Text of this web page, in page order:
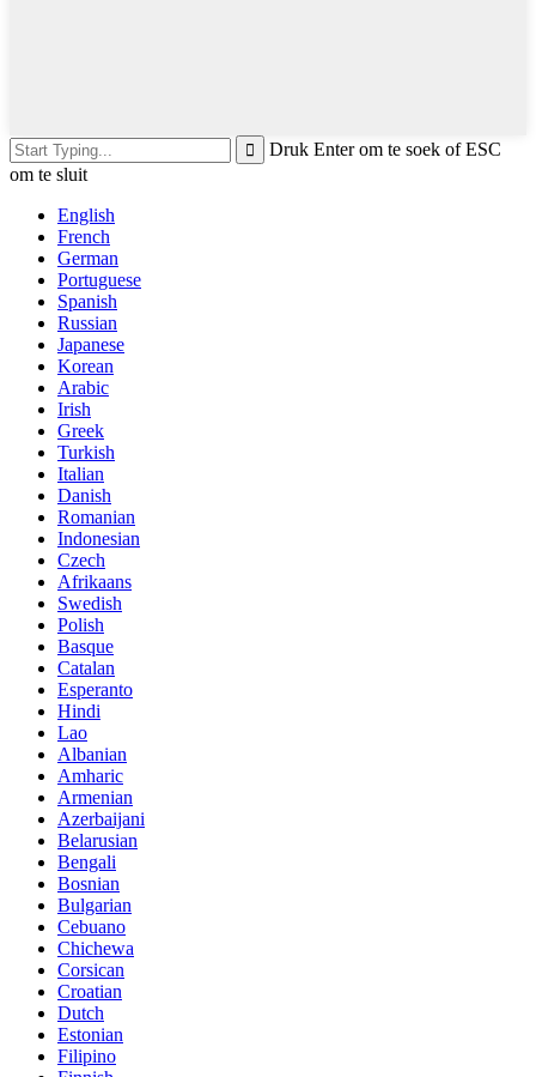
Druk Enter om te soek of ESC
om te sluit
English
French
German
Portuguese
Spanish
Russian
Japanese
Korean
Arabic
Irish
Greek
Turkish
Italian
Danish
Romanian
Indonesian
Czech
Afrikaans
Swedish
Polish
Basque
Catalan
Esperanto
Hindi
Lao
Albanian
Amharic
Armenian
Azerbaijani
Belarusian
Bengali
Bosnian
Bulgarian
Cebuano
Chichewa
Corsican
Croatian
Dutch
Estonian
Filipino